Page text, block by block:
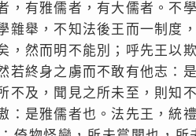
，有雅儒者，有大儒者。不
雜舉，不知法後王而一制度
，然而明不能別；呼先王以
若終身之虜而不敢有他志：
不及，聞見之所未至，則知
：是雅儒者也。法先王，統